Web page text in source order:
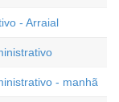
- Arraial
- manhã